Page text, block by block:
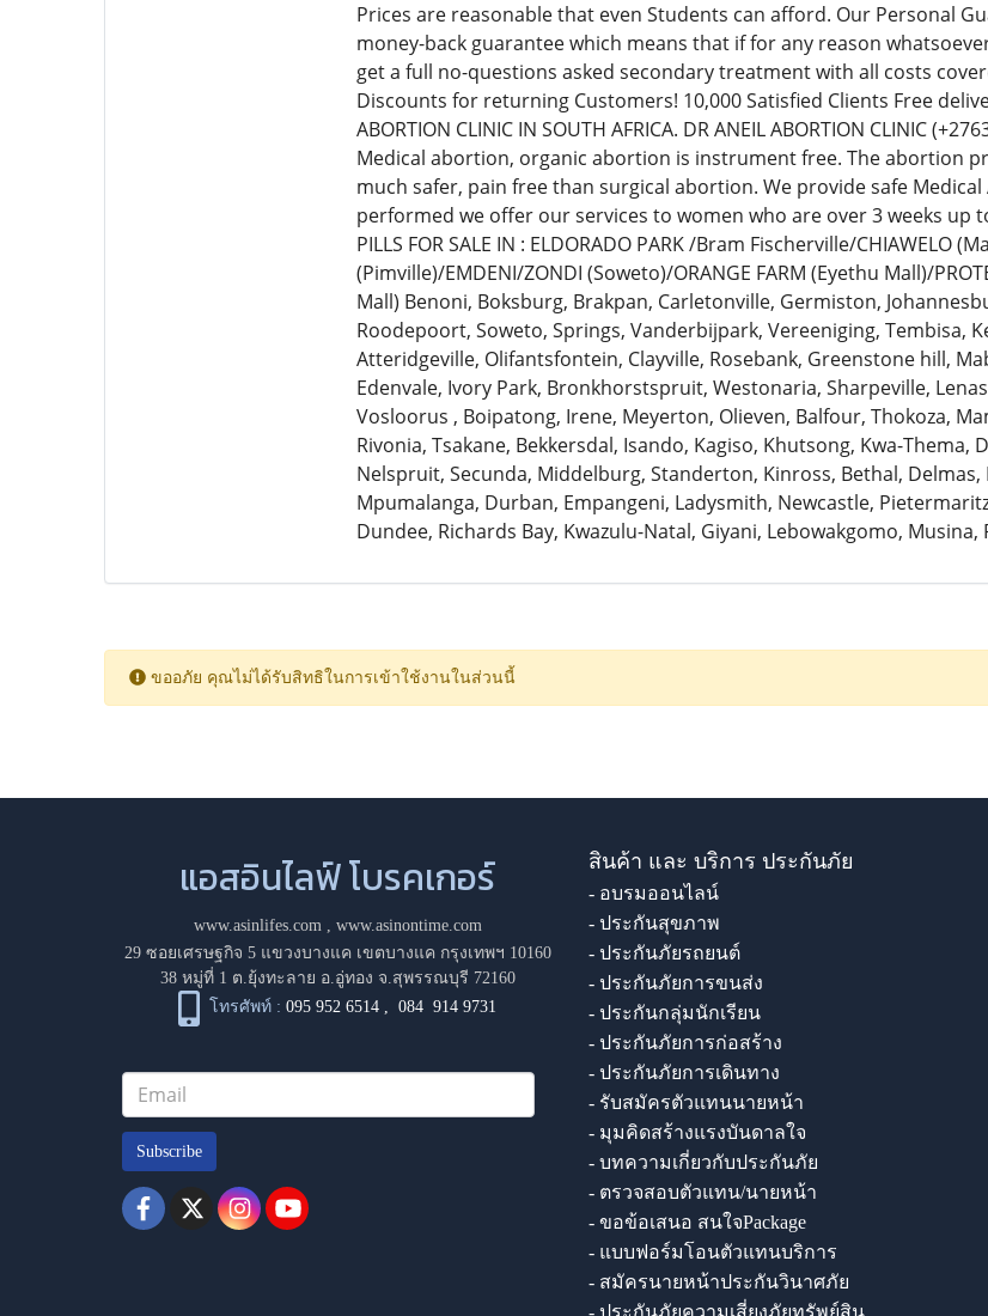
Prices are reasonable that even Students can afford. Our Personal
money-back guarantee which means that if for any reason
get a full no-questions asked secondary treatment with all costs
Discounts for returning Customers! 10,000 Satisfied Clients Free
ABORTION CLINIC IN SOUTH AFRICA. DR ANEIL ABORTION CLINIC
Medical abortion, organic abortion is instrument free. The abortion
much safer, pain free than surgical abortion. We provide safe
performed we offer our services to women who are over 3 weeks up
PILLS FOR SALE IN : ELDORADO PARK /Bram Fischerville/CHIAWELO
(Pimville)/EMDENI/ZONDI (Soweto)/ORANGE FARM (Eyethu Mall)/
Mall) Benoni, Boksburg, Brakpan, Carletonville, Germiston,
Roodepoort, Soweto, Springs, Vanderbijpark, Vereeniging, Tembisa,
Atteridgeville, Olifantsfontein, Clayville, Rosebank, Greenstone hill,
Edenvale, Ivory Park, Bronkhorstspruit, Westonaria, Sharpeville,
Vosloorus , Boipatong, Irene, Meyerton, Olieven, Balfour, Thokoza,
Rivonia, Tsakane, Bekkersdal, Isando, Kagiso, Khutsong, Kwa-
Nelspruit, Secunda, Middelburg, Standerton, Kinross, Bethal, Delmas,
Mpumalanga, Durban, Empangeni, Ladysmith, Newcastle,
Dundee, Richards Bay, Kwazulu-Natal, Giyani, Lebowakgomo,
ขออภัย คุณไม่ได้รับสิทธิในการเข้าใช้งานในส่วนนี้
แอสอินไลฟ์ โบรคเกอร์
www.asinlifes.com, www.asinontime.com
29 ซอยเศรษฐกิจ 5 แขวงบางแค เขตบางแค กรุงเทพฯ 10160
38 หมู่ที่ 1 ต.ยุ้งทะลาย อ.อู่ทอง จ.สุพรรณบุรี 72160
โทรศัพท์ : 095 952 6514 ,084 914 9731
Subscribe
สินค้า และ บริการ ประกันภัย
- อบรมออนไลน์
- ประกันสุขภาพ
- ประกันภัยรถยนต์
- ประกันภัยการขนส่ง
- ประกันกลุ่มนักเรียน
- ประกันภัยการก่อสร้าง
- ประกันภัยการเดินทาง
- รับสมัครตัวแทนนายหน้า
- มุมคิดสร้างแรงบันดาลใจ
- บทความเกี่ยวกับประกันภัย
- ตรวจสอบตัวแทน/นายหน้า
- ขอข้อเสนอ สนใจPackage
- แบบฟอร์มโอนตัวแทนบริการ
- สมัครนายหน้าประกันวินาศภัย
- ประกันภัยความเสี่ยงภัยทรัพย์สิน